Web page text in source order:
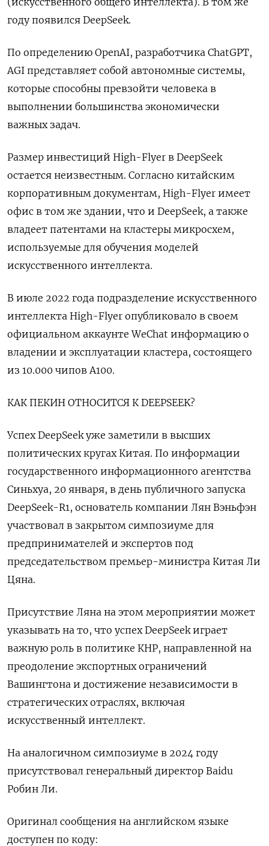
году появился DeepSeek.
По определению OpenAI, разработчика ChatGPT,
AGI представляет собой автономные системы,
которые способны превзойти человека в
выполнении большинства экономически
важных задач.
Размер инвестиций High-Flyer в DeepSeek
остается неизвестным. Согласно китайским
корпоративным документам, High-Flyer имеет
офис в том же здании, что и DeepSeek, а также
владеет патентами на кластеры микросхем,
используемые для обучения моделей
искусственного интеллекта.
В июле 2022 года подразделение искусственного
интеллекта High-Flyer опубликовало в своем
официальном аккаунте WeChat информацию о
владении и эксплуатации кластера, состоящего
из 10.000 чипов A100.
КАК ПЕКИН ОТНОСИТСЯ К DEEPSEEK?
Успех DeepSeek уже заметили в высших
политических кругах Китая. По информации
государственного информационного агентства
Синьхуа, 20 января, в день публичного запуска
DeepSeek-R1, основатель компании Лян Вэньфэн
участвовал в закрытом симпозиуме для
предпринимателей и экспертов под
председательством премьер-министра Китая Ли
Цяна.
Присутствие Ляна на этом мероприятии может
указывать на то, что успех DeepSeek играет
важную роль в политике КНР, направленной на
преодоление экспортных ограничений
Вашингтона и достижение независимости в
стратегических отраслях, включая
искусственный интеллект.
На аналогичном симпозиуме в 2024 году
присутствовал генеральный директор Baidu
Робин Ли.
Оригинал сообщения на английском языке
доступен по коду: